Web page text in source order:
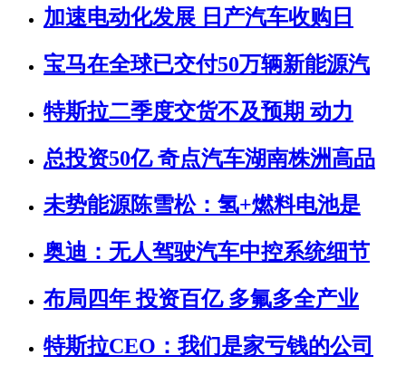
加速电动化发展 日产汽车收购日
宝马在全球已交付50万辆新能源汽
特斯拉二季度交货不及预期 动力
总投资50亿 奇点汽车湖南株洲高品
未势能源陈雪松：氢+燃料电池是
奥迪：无人驾驶汽车中控系统细节
布局四年 投资百亿 多氟多全产业
特斯拉CEO：我们是家亏钱的公司